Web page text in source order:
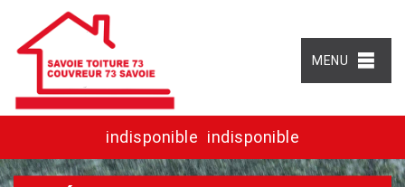
MENU
indisponible indisponible